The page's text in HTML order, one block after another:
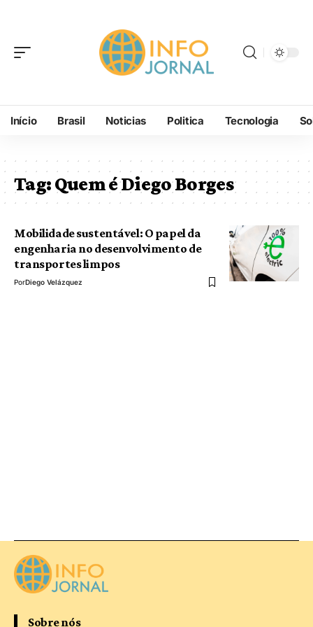
Início Brasil Noticias Politica Tecnologia
Tag:Quem é Diego Borges
Mobilidade sustentável: O papel da
engenharia no desenvolvimento de
transportes limpos
PorDiego Velázquez
Sobre nós